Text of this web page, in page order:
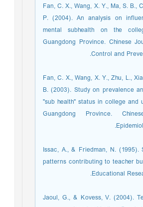
Fan, C. X., Wang, X. Y., Ma, S. B.,
P. (2004). An analysis on
mental subhealth on the
Guangdong Province. Chinese
Control and
Fan, C. X., Wang, X. Y., Zhu, L.,
B. (2003). Study on prevalence
"sub health" status in college
Guangdong Province.
Issac, A., & Friedman, N. (1995).
patterns contributing to teacher
Educational
Jaoul, G., & Kovess, V. (2004).